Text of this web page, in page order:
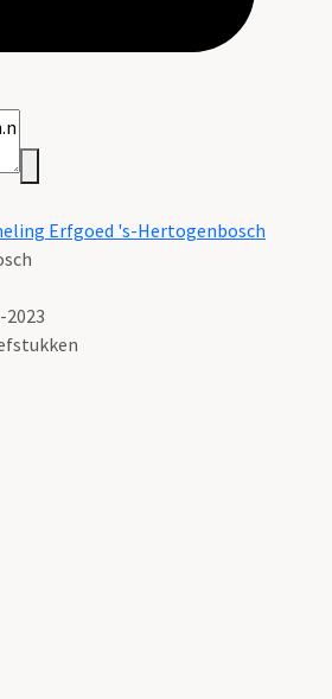
Erfgoed 's-Hertogenbosch
's-Hertogenbosch